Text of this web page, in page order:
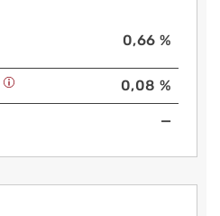
0,66 %
0,08 %
—